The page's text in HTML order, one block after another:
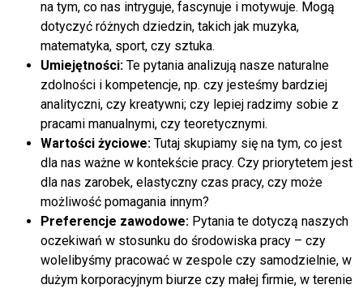
na tym, co nas intryguje, fascynuje i motywuje. Mogą
dotyczyć różnych dziedzin, takich jak muzyka,
matematyka, sport, czy sztuka.
Umiejętności: Te pytania analizują nasze naturalne
zdolności i kompetencje, np. czy jesteśmy bardziej
analityczni, czy kreatywni; czy lepiej radzimy sobie z
pracami manualnymi, czy teoretycznymi.
Wartości życiowe: Tutaj skupiamy się na tym, co jest
dla nas ważne w kontekście pracy. Czy priorytetem jest
dla nas zarobek, elastyczny czas pracy, czy może
możliwość pomagania innym?
Preferencje zawodowe: Pytania te dotyczą naszych
oczekiwań w stosunku do środowiska pracy – czy
wolelibyśmy pracować w zespole czy samodzielnie, w
dużym korporacyjnym biurze czy małej firmie, w terenie